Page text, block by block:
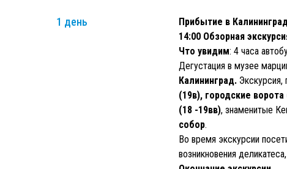
1 день Прибытие в
14:00 Обзорная
Что увидим: 4 часа
Дегустация в музее
Калининград.
(19в), городские ворота
(18 -19вв), знаменитые
собор.
Во время экскурсии
возникновения